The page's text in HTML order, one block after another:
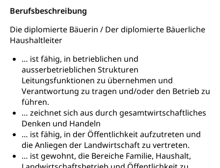
Berufsbeschreibung
Die diplomierte Bäuerin / Der diplomierte Bäuerliche
Haushaltleiter
… ist fähig, in betrieblichen und
ausserbetrieblichen Strukturen
Leitungsfunktionen zu übernehmen und
Verantwortung zu tragen und/oder den Betrieb zu
führen.
… zeichnet sich aus durch gesamtwirtschaftliches
Denken und Handeln
… ist fähig, in der Öffentlichkeit aufzutreten und
die Anliegen der Landwirtschaft zu vertreten.
… ist gewohnt, die Bereiche Familie, Haushalt,
Verkehrsverbund Luzern VVL
Schifffahrt
Flussschifffahrt
Schifffahrt (Strassenverkehrsamt)
Strasse
Autoverkehr, Lastwagenverkehr, Schwerverkehr,
leistungsabhängige Schwerverkehrsabgabe,
Langsamverkehr, Transportmittel, Auto, Motorrad,
Individualverkehr
zentras (Betrieb und Unterhalt LU, OW, NW,
ZG)
Strassenverkehrsamt
Verkehr und Infrastruktur vif
Persönliches
Zivilstand